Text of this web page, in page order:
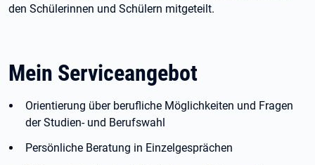
den Schülerinnen und Schülern mitgeteilt.
Mein Serviceangebot
Orientierung über berufliche Möglichkeiten und Fragen
der Studien- und Berufswahl
Persönliche Beratung in Einzelgesprächen